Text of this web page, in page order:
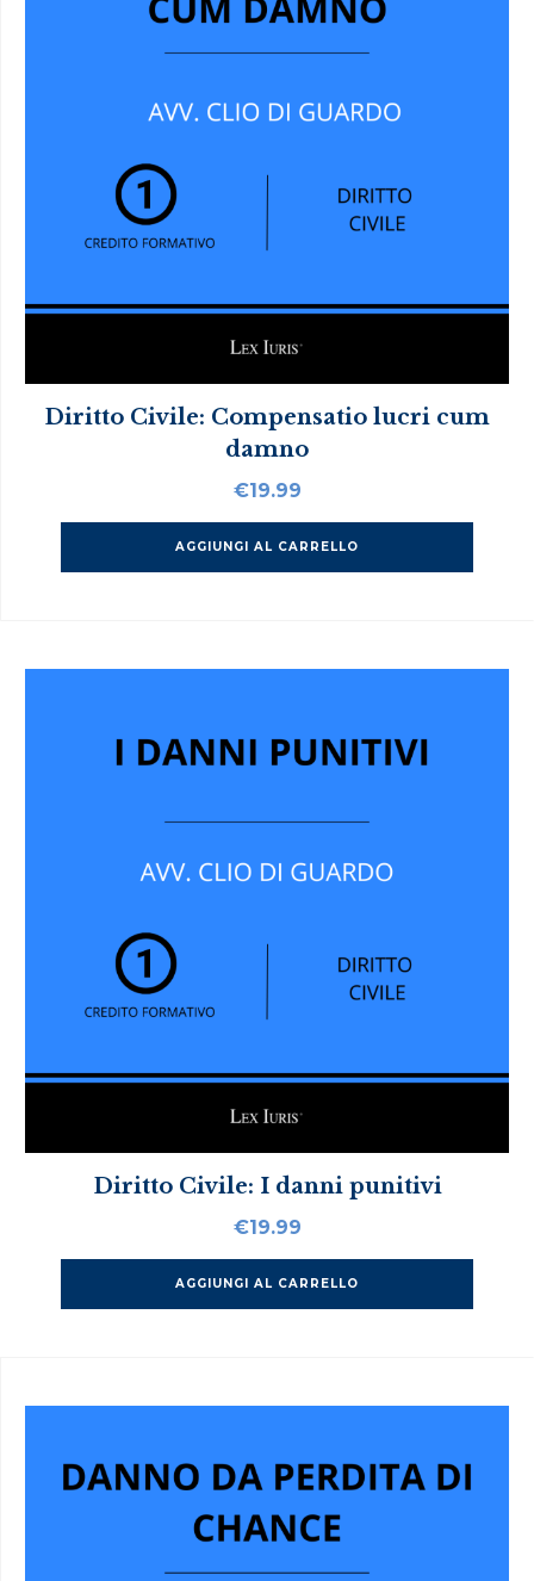
Diritto Civile: Compensatio lucri cum
damno
€19.99
AGGIUNGI AL CARRELLO
Diritto Civile: I danni punitivi
€19.99
AGGIUNGI AL CARRELLO